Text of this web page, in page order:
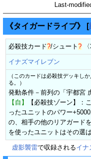
Last-
《タイガードライブ》 [
必殺技カード?/シュート ? 〈
イナズマイレブン
（このカードは必殺技デッキし
る。）
発動条件－前列の「宇都宮
【自】
【必殺技ゾーン】：
ったユニットのパワー
の、相手の他のリアガード
を使ったユニットはその選
虚影襲雷で収録されるイナ